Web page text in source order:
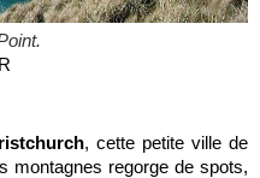
, cette petite ville de
montagnes regorge de spots,